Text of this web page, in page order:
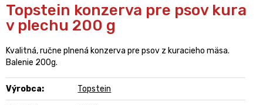
Topstein konzerva pre psov kura
v plechu 200 g
Kvalitná, ručne plnená konzerva pre psov z kuracieho mäsa.
Balenie 200g.
Výrobca: Topstein